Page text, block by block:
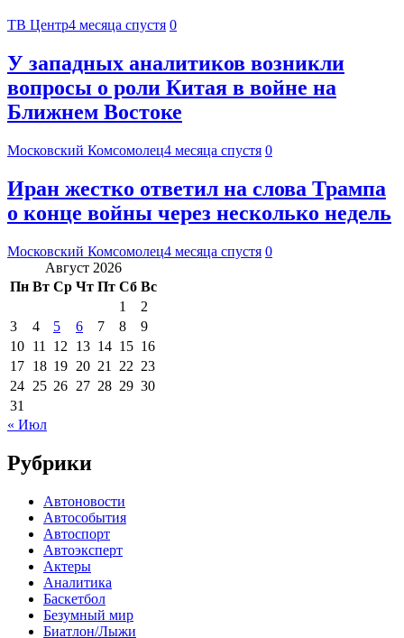
ТВ Центр4 месяца спустя 0
У западных аналитиков возникли
вопросы о роли Китая в войне на
Ближнем Востоке
Московский Комсомолец4 месяца спустя 0
Иран жестко ответил на слова Трампа
о конце войны через несколько недель
Московский Комсомолец4 месяца спустя 0
Август 2026
Пн Вт Ср Чт Пт Сб Вс
1
2
3
4 5 6 7 8
9
10 11 12 13 14 15 16
17 18 19 20 21 22 23
24 25 26 27 28 29 30
31
« Июл
Рубрики
Автоновости
Автособытия
Автоспорт
Автоэксперт
Актеры
Аналитика
Баскетбол
Безумный мир
Биатлон/Лыжи